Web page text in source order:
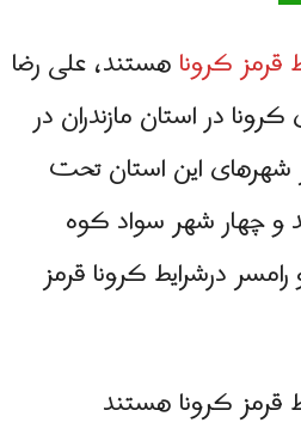
قرمز کروناهستند، علی رضا
در استان مازندران در
این استان تحت
و چهار شهر سواد کوه
درشرایط کرونا قرمز